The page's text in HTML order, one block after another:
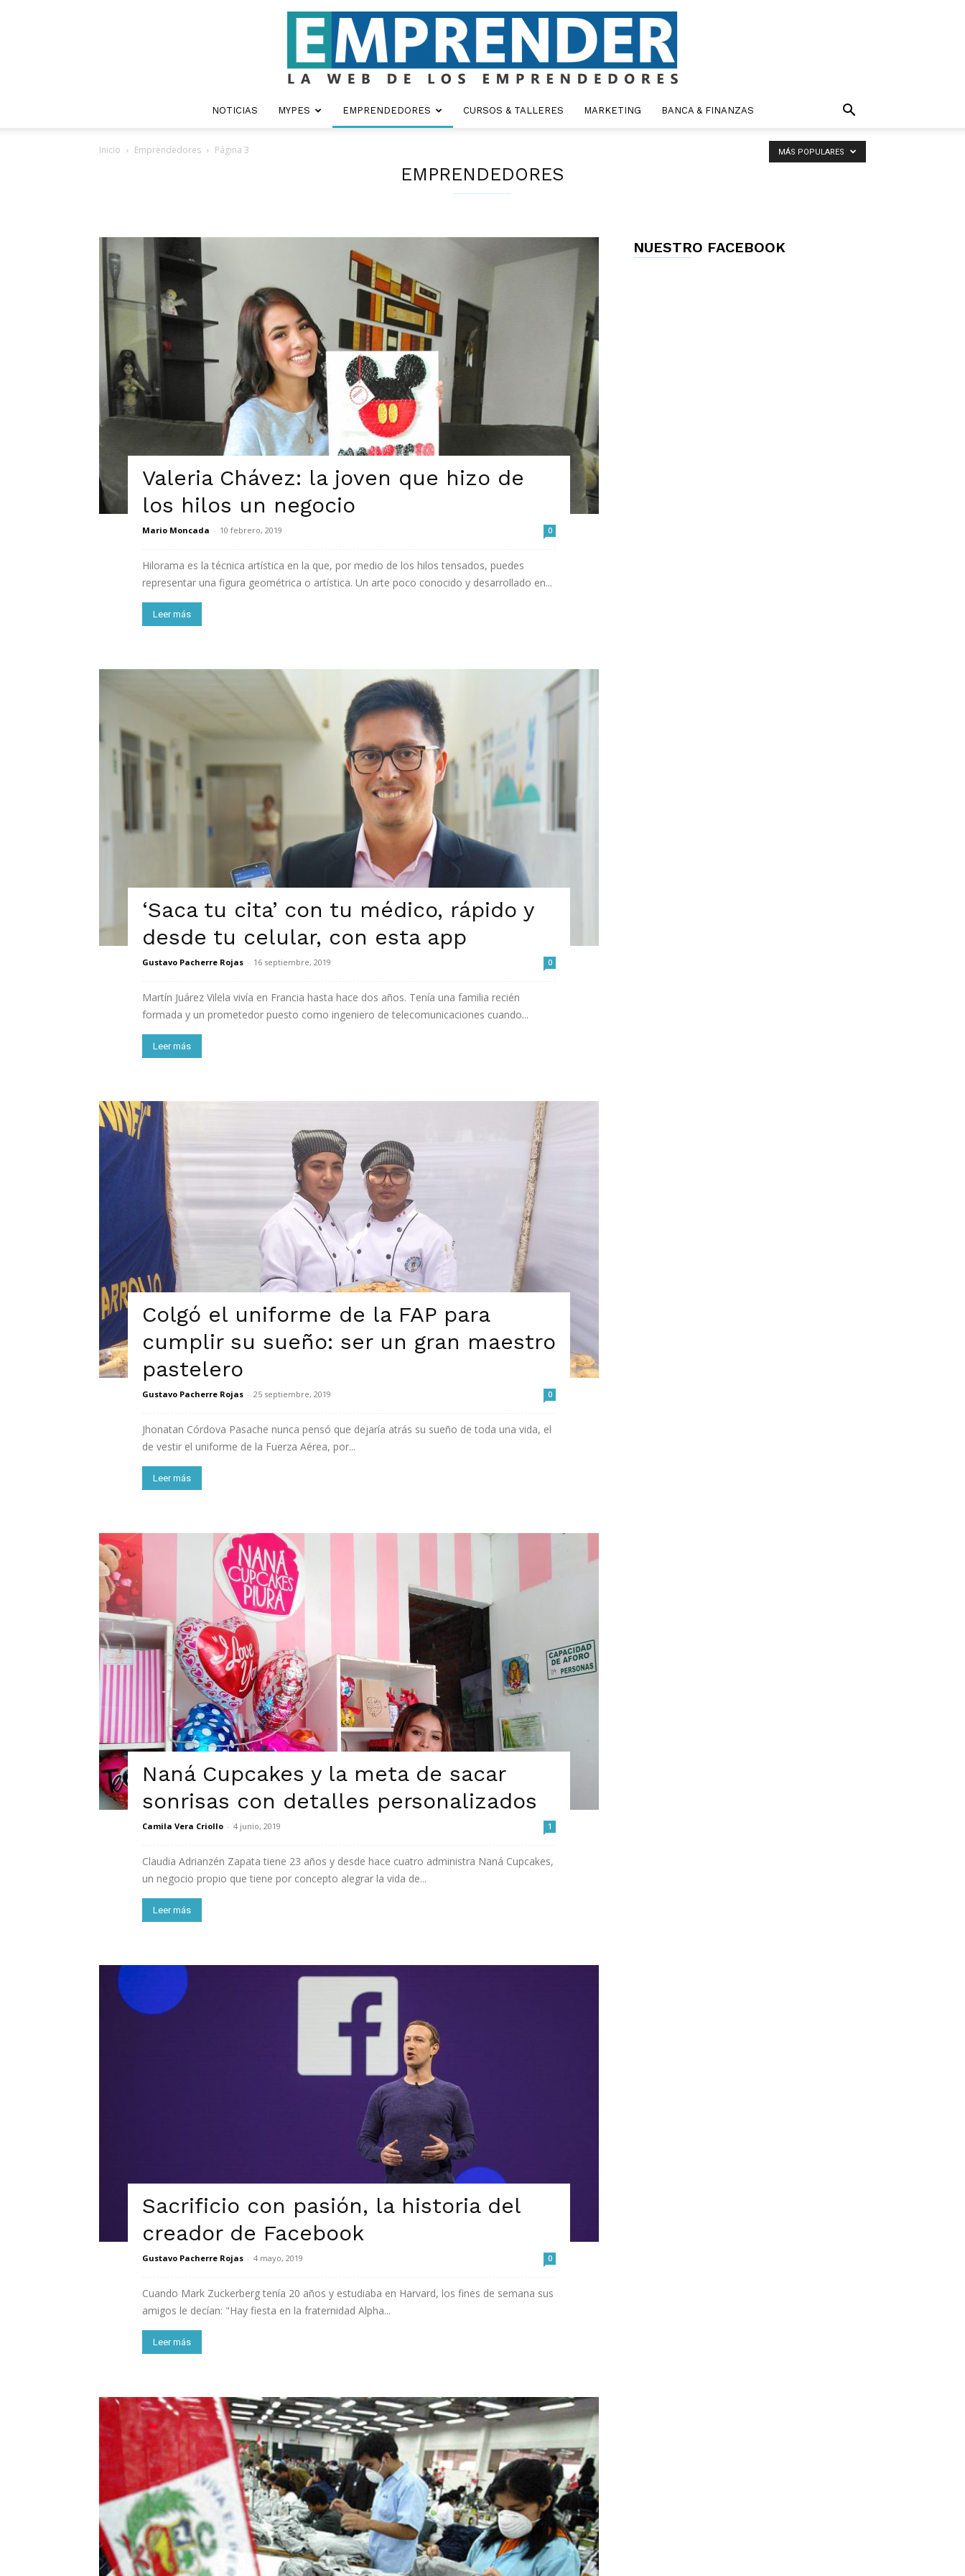
NOTICIAS MYPES EMPRENDEDORES CURSOS & TALLERES MARKETING BANCA & FINANZAS
Inicio Emprendedores Página 3
EMPRENDEDORES
MÁS POPULARES
Valeria Chávez: la joven que hizo de
los hilos un negocio
Mario Moncada - 10 febrero, 2019 0
Hilorama es la técnica artística en la que, por medio de los hilos tensados, puedes
representar una figura geométrica o artística. Un arte poco conocido y desarrollado en...
Leer más
‘Saca tu cita’ con tu médico, rápido y
desde tu celular, con esta app
Gustavo Pacherre Rojas - 16 septiembre, 2019 0
Martín Juárez Vilela vivía en Francia hasta hace dos años. Tenía una familia recién
formada y un prometedor puesto como ingeniero de telecomunicaciones cuando...
Leer más
Colgó el uniforme de la FAP para
cumplir su sueño: ser un gran maestro
pastelero
Gustavo Pacherre Rojas - 25 septiembre, 2019 0
Jhonatan Córdova Pasache nunca pensó que dejaría atrás su sueño de toda una vida, el
de vestir el uniforme de la Fuerza Aérea, por...
Leer más
Naná Cupcakes y la meta de sacar
sonrisas con detalles personalizados
Camila Vera Criollo - 4 junio, 2019 1
Claudia Adrianzén Zapata tiene 23 años y desde hace cuatro administra Naná Cupcakes,
un negocio propio que tiene por concepto alegrar la vida de...
Leer más
Sacrificio con pasión, la historia del
creador de Facebook
Gustavo Pacherre Rojas - 4 mayo, 2019 0
Cuando Mark Zuckerberg tenía 20 años y estudiaba en Harvard, los fines de semana sus
amigos le decían: "Hay fiesta en la fraternidad Alpha...
Leer más
NUESTRO FACEBOOK